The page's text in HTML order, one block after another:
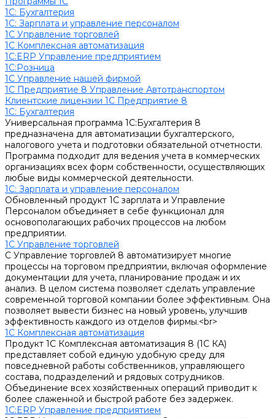
1C: Бухгалтерия
1С: Зарплата и управление персоналом
1С Управление торговлей
1С Комплексная автоматизация
1С:ERP Управление предприятием
1С:Розница
1С Управление нашей фирмой
1С Предприятие 8 Управление Автотранспортом
Клиентские лицензии 1С Предприятие 8
1C: Бухгалтерия
Универсальная программа 1С:Бухгалтерия 8
предназначена для автоматизации бухгалтерского,
налогового учета и подготовки обязательной отчетности.
Программа подходит для ведения учета в коммерческих
организациях всех форм собственности, осуществляющих
любые виды коммерческой деятельности.
1С: Зарплата и управление персоналом
Обновленный продукт 1С зарплата и Управление
Персоналом объединяет в себе функционал для
основополагающих рабочих процессов на любом
предприятии.
1С Управление торговлей
С Управление торговлей 8 автоматизирует многие
процессы на торговом предприятии, включая оформление
документации для учета, планирование продаж и их
анализ. В целом система позволяет сделать управление
современной торговой компании более эффективным. Она
позволяет вывести бизнес на новый уровень, улучшив
эффективность каждого из отделов фирмы.<br>
1С Комплексная автоматизация
Продукт 1С Комплексная автоматизация 8 (1С КА)
представляет собой единую удобную среду для
повседневной работы собственников, управляющего
состава, подразделений и рядовых сотрудников.
Объединение всех хозяйственных операций приводит к
более слаженной и быстрой работе без задержек.
1С:ERP Управление предприятием